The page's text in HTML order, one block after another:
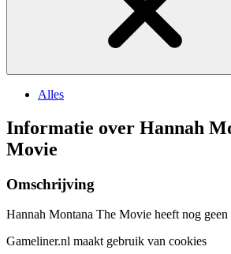
Alles
Informatie over Hannah
Movie
Omschrijving
Hannah Montana The Movie heeft nog
Gameliner.nl maakt gebruik van cookies